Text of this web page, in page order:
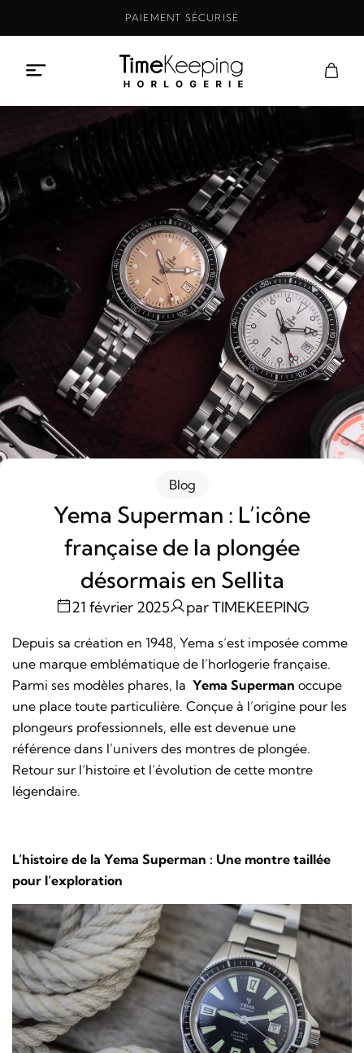
PAIEMENT SÉCURISÉ
Blog
Yema Superman : L’icône
française de la plongée
désormais en Sellita
21 février 2025 par TIMEKEEPING
Depuis sa création en 1948, Yema s’est imposée comme
une marque emblématique de l’horlogerie française.
Parmi ses modèles phares, la Yema Superman occupe
une place toute particulière. Conçue à l’origine pour les
plongeurs professionnels, elle est devenue une
référence dans l’univers des montres de plongée.
Retour sur l’histoire et l’évolution de cette montre
légendaire.
L’histoire de la Yema Superman : Une montre taillée
pour l’exploration